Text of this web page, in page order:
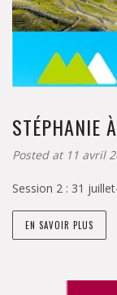
STÉPHANIE
Posted at 11 avril
Session 2 : 31
EN SAVOIR PLUS